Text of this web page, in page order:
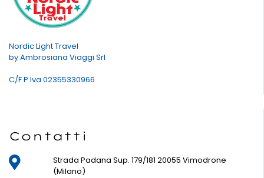
Nordic Light Travel
by Ambrosiana Viaggi Srl
C/F P.Iva 02355330966
Contatti
Strada Padana Sup. 179/181 20055 Vimodrone
(Milano)